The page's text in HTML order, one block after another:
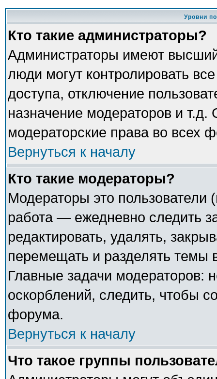
Уровни
Кто такие администраторы?
Администраторы имеют
люди могут контролировать
доступа, отключение
назначение модераторов и
модераторские права во всех
Вернуться к началу
Кто такие модераторы?
Модераторы это пользователи
работа — ежедневно следить
редактировать, удалять,
перемещать и разделять темы
Главные задачи модераторов:
оскорблений, следить, чтобы
форума.
Вернуться к началу
Что такое группы